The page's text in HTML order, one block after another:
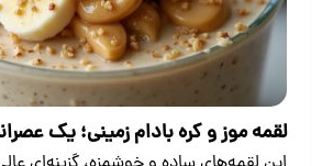
لقمه موز و کره بادام زمینی؛ یک